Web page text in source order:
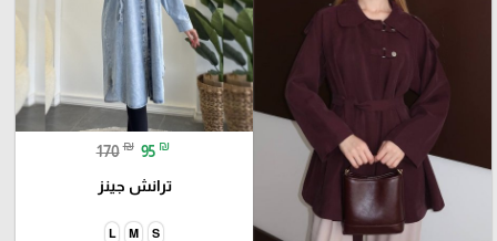
170 ₪ 95 ₪
ترانش جينز
S
M
L